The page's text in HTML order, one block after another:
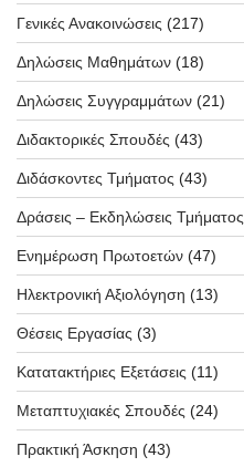
Γενικές Ανακοινώσεις (217)
Δηλώσεις Μαθημάτων (18)
Δηλώσεις Συγγραμμάτων (21)
Διδακτορικές Σπουδές (43)
Διδάσκοντες Τμήματος (43)
Δράσεις – Εκδηλώσεις Τμήματος
Ενημέρωση Πρωτοετών (47)
Ηλεκτρονική Αξιολόγηση (13)
Θέσεις Εργασίας (3)
Κατατακτήριες Εξετάσεις (11)
Μεταπτυχιακές Σπουδές (24)
Πρακτική Άσκηση (43)